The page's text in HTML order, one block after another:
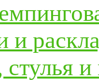
и
стулья